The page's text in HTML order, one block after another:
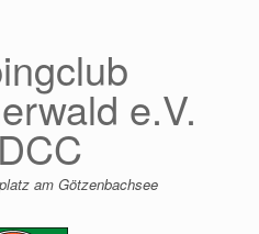
e.V.
am Götzenbachsee